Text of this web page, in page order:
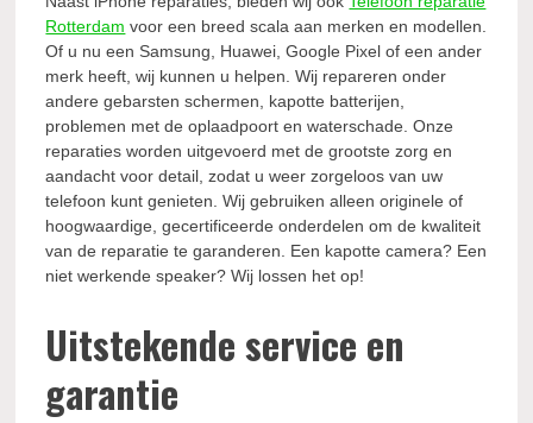
Rotterdam voor een breed scala aan merken en modellen.
Of u nu een Samsung, Huawei, Google Pixel of een ander
merk heeft, wij kunnen u helpen. Wij repareren onder
andere gebarsten schermen, kapotte batterijen,
problemen met de oplaadpoort en waterschade. Onze
reparaties worden uitgevoerd met de grootste zorg en
aandacht voor detail, zodat u weer zorgeloos van uw
telefoon kunt genieten. Wij gebruiken alleen originele of
hoogwaardige, gecertificeerde onderdelen om de kwaliteit
van de reparatie te garanderen. Een kapotte camera? Een
niet werkende speaker? Wij lossen het op!
Uitstekende service en
garantie